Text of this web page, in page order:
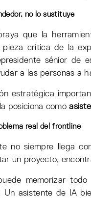
no lo sustituye
que la
pieza crítica de la
sénior de
a las personas a
estratégica
posiciona como
real del frontline
no siempre llega
un proyecto,
memorizar
Un asistente de IA